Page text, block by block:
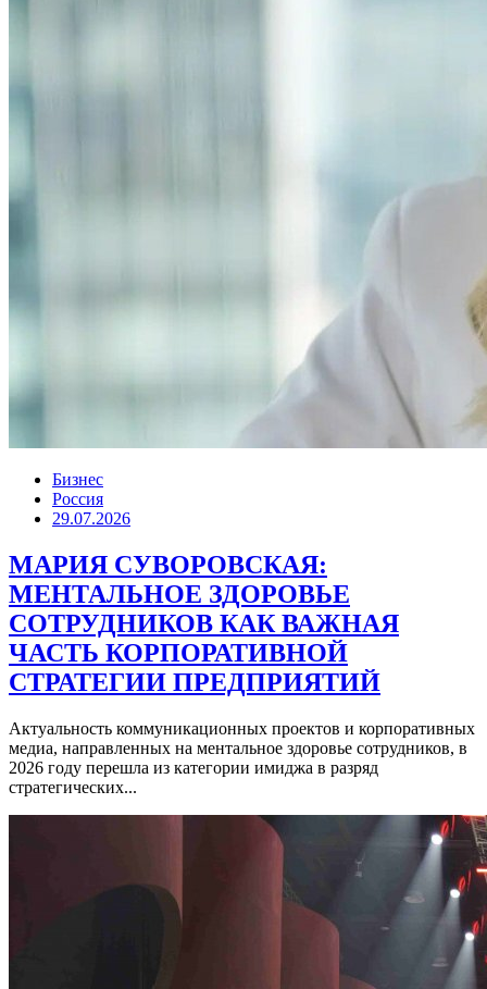
Бизнес
Россия
29.07.2026
МАРИЯ СУВОРОВСКАЯ:
МЕНТАЛЬНОЕ ЗДОРОВЬЕ
СОТРУДНИКОВ КАК ВАЖНАЯ
ЧАСТЬ КОРПОРАТИВНОЙ
СТРАТЕГИИ ПРЕДПРИЯТИЙ
Актуальность коммуникационных проектов и корпоративных
медиа, направленных на ментальное здоровье сотрудников, в
2026 году перешла из категории имиджа в разряд
стратегических...